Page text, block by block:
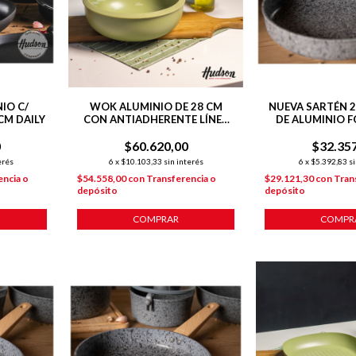
C/
DAILY
o
WOK ALUMINIO DE 28 CM
CON ANTIADHERENTE LÍNEA
$60.620,00
6 x $10.103,33 sin interés
$54.558,00con Transferencia o
depósito
COMPRAR
NUEVA SARTÉN
DE ALUMINIO
6 x $5.392,83
$29.121,30con
depósito